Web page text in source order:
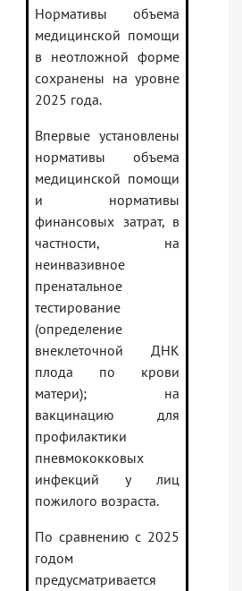
Нормативы объема
медицинской помощи
в неотложной форме
сохранены на уровне
2025 года.
Впервые установлены
нормативы объема
медицинской помощи
и нормативы
финансовых затрат, в
частности, на
неинвазивное
пренатальное
тестирование
(определение
внеклеточной ДНК
плода по крови
матери); на
вакцинацию для
профилактики
пневмококковых
инфекций у лиц
пожилого возраста.
По сравнению с 2025
годом
предусматривается